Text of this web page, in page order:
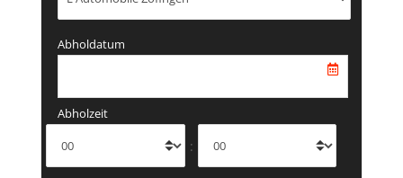
Abholdatum
Abholzeit
: